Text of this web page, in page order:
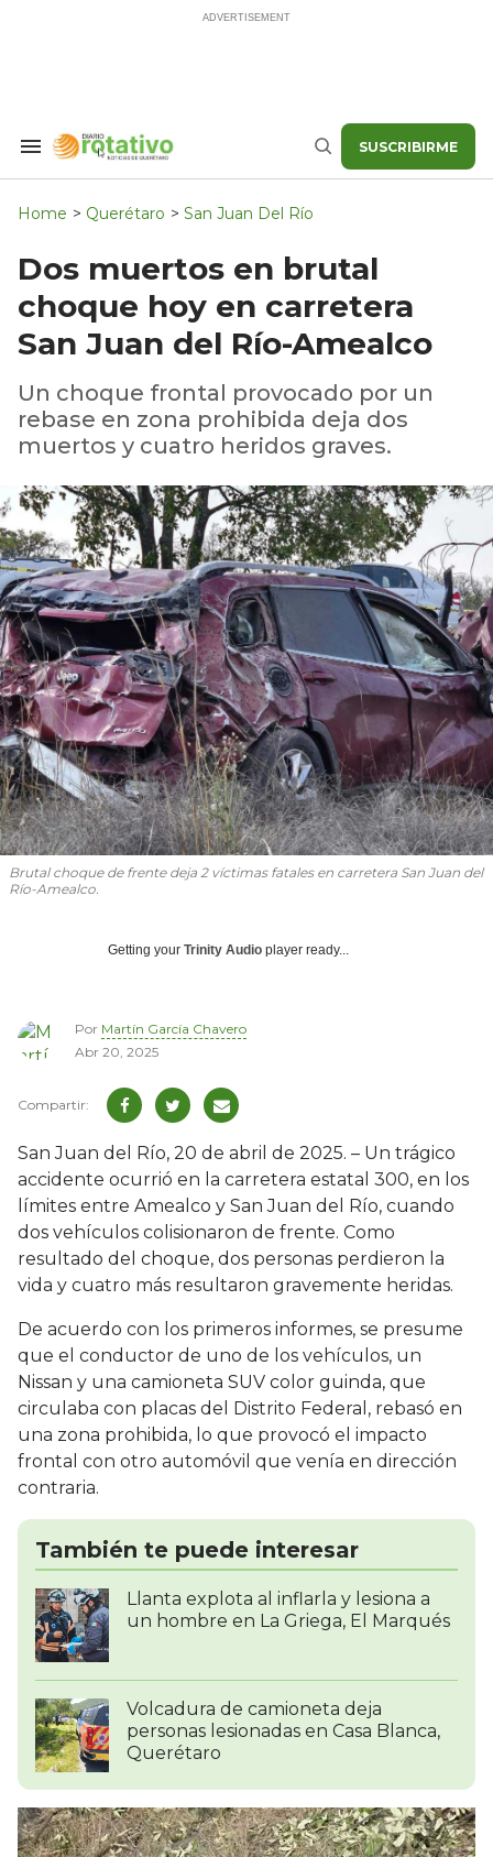
Search
Navigation
Buscar SUSCRIBIRME
Home > Querétaro > San Juan Del Río
Dos muertos en brutal
choque hoy en carretera
San Juan del Río-Amealco
Un choque frontal provocado por un
rebase en zona prohibida deja dos
muertos y cuatro heridos graves.
Brutal choque de frente deja 2 víctimas fatales en carretera San Juan del
Río-Amealco.
Getting your Trinity Audio player ready...
Por Martín García Chavero
Abr 20, 2025
San Juan del Río, 20 de abril de 2025. – Un trágico
accidente ocurrió en la carretera estatal 300, en los
límites entre Amealco y San Juan del Río, cuando
dos vehículos colisionaron de frente. Como
resultado del choque, dos personas perdieron la
vida y cuatro más resultaron gravemente heridas.
De acuerdo con los primeros informes, se presume
que el conductor de uno de los vehículos, un
Nissan y una camioneta SUV color guinda, que
circulaba con placas del Distrito Federal, rebasó en
una zona prohibida, lo que provocó el impacto
frontal con otro automóvil que venía en dirección
contraria.
También te puede interesar
Llanta explota al inflarla y lesiona a
un hombre en La Griega, El Marqués
Volcadura de camioneta deja
personas lesionadas en Casa Blanca,
Querétaro